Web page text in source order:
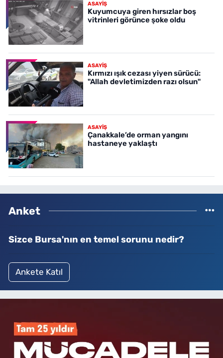
ASAYİŞ
Kuyumcuya giren hırsızlar boş
vitrinleri görünce şoke oldu
ASAYİŞ
Kırmızı ışık cezası yiyen sürücü:
"Allah devletimizden razı olsun"
ASAYİŞ
Çanakkale’de orman yangını
hastaneye yaklaştı
Anket
Sizce Bursa'nın en temel sorunu nedir?
Ankete Katıl